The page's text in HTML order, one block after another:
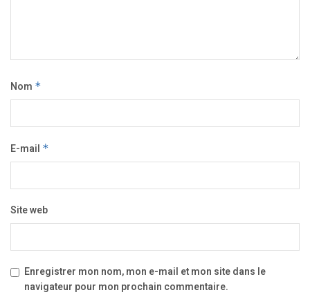
Nom *
E-mail *
Site web
Enregistrer mon nom, mon e-mail et mon site dans le
navigateur pour mon prochain commentaire.